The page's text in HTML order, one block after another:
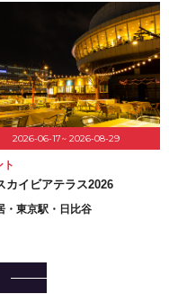
2026-06-17~ 2026-08-29
ト
カイビアテラス2026
・東京駅・日比谷